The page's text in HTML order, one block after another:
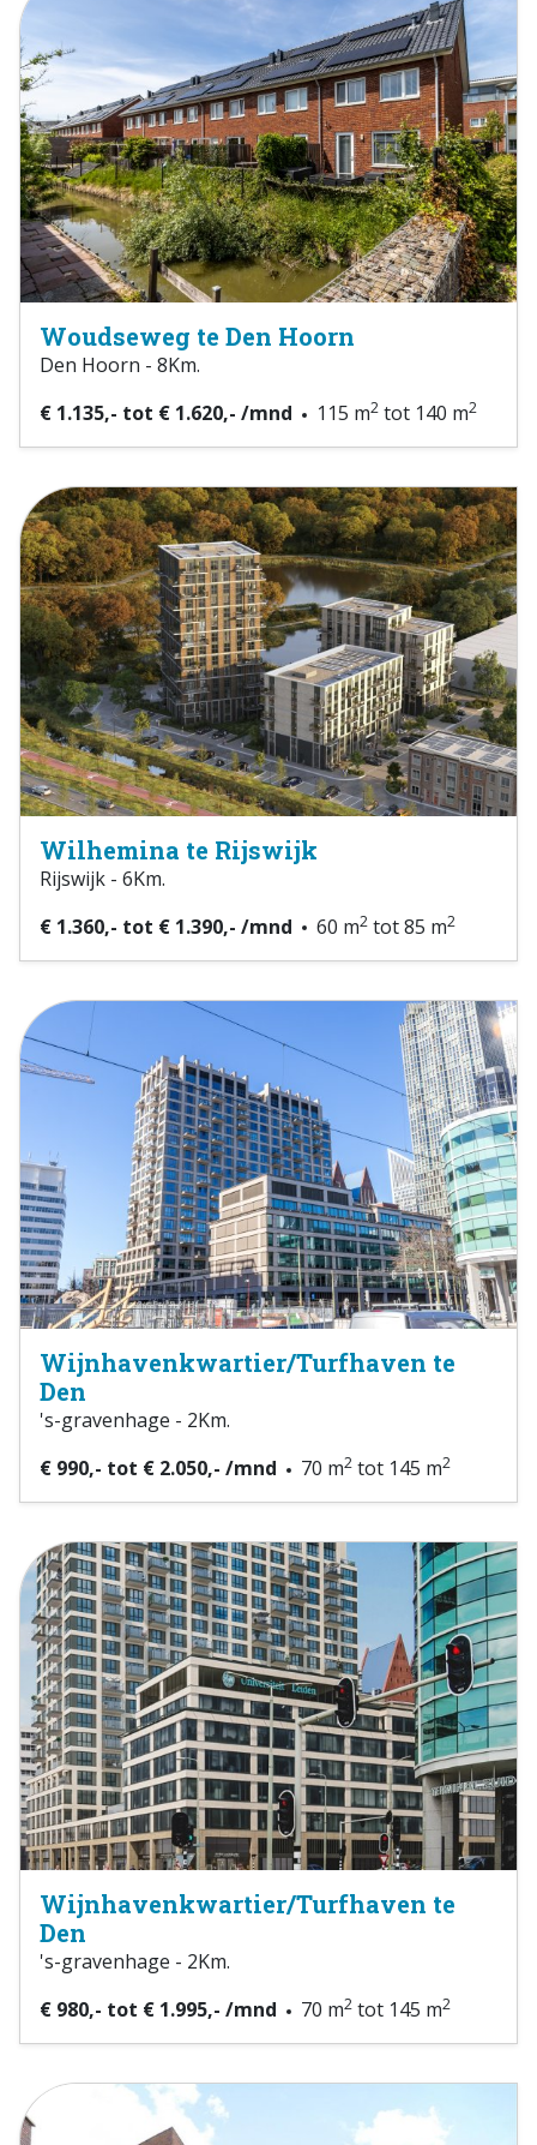
Woudseweg te Den Hoorn
Den Hoorn - 8Km.
€ 1.135,- tot € 1.620,- /mnd
115 m2 tot 140 m2
Wilhemina te Rijswijk
Rijswijk - 6Km.
€ 1.360,- tot € 1.390,- /mnd
60 m2 tot 85 m2
Wijnhavenkwartier/Turfhaven te
Den
's-gravenhage - 2Km.
€ 990,- tot € 2.050,- /mnd
70 m2 tot 145 m2
Wijnhavenkwartier/Turfhaven te
Den
's-gravenhage - 2Km.
€ 980,- tot € 1.995,- /mnd
70 m2 tot 145 m2